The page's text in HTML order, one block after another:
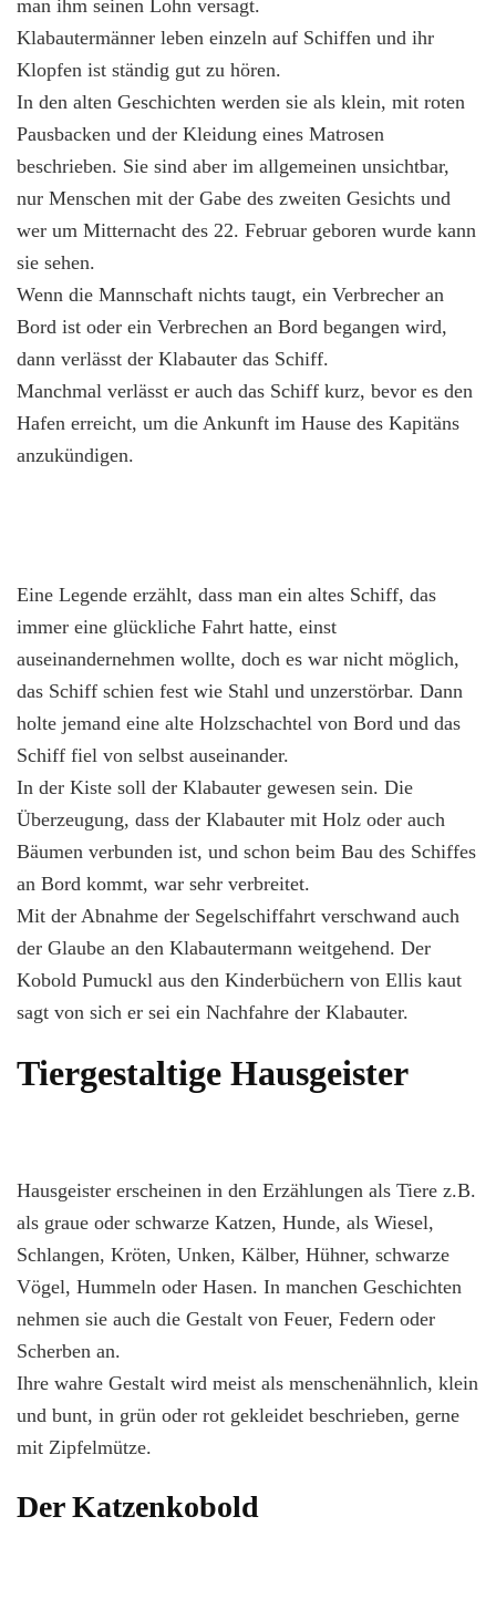
man ihm seinen Lohn versagt.
Klabautermänner leben einzeln auf Schiffen und ihr
Klopfen ist ständig gut zu hören.
In den alten Geschichten werden sie als klein, mit roten
Pausbacken und der Kleidung eines Matrosen
beschrieben. Sie sind aber im allgemeinen unsichtbar,
nur Menschen mit der Gabe des zweiten Gesichts und
wer um Mitternacht des 22. Februar geboren wurde kann
sie sehen.
Wenn die Mannschaft nichts taugt, ein Verbrecher an
Bord ist oder ein Verbrechen an Bord begangen wird,
dann verlässt der Klabauter das Schiff.
Manchmal verlässt er auch das Schiff kurz, bevor es den
Hafen erreicht, um die Ankunft im Hause des Kapitäns
anzukündigen.
Eine Legende erzählt, dass man ein altes Schiff, das
immer eine glückliche Fahrt hatte, einst
auseinandernehmen wollte, doch es war nicht möglich,
das Schiff schien fest wie Stahl und unzerstörbar. Dann
holte jemand eine alte Holzschachtel von Bord und das
Schiff fiel von selbst auseinander.
In der Kiste soll der Klabauter gewesen sein. Die
Überzeugung, dass der Klabauter mit Holz oder auch
Bäumen verbunden ist, und schon beim Bau des Schiffes
an Bord kommt, war sehr verbreitet.
Mit der Abnahme der Segelschiffahrt verschwand auch
der Glaube an den Klabautermann weitgehend. Der
Kobold Pumuckl aus den Kinderbüchern von Ellis kaut
sagt von sich er sei ein Nachfahre der Klabauter.
Tiergestaltige Hausgeister
Hausgeister erscheinen in den Erzählungen als Tiere z.B.
als graue oder schwarze Katzen, Hunde, als Wiesel,
Schlangen, Kröten, Unken, Kälber, Hühner, schwarze
Vögel, Hummeln oder Hasen. In manchen Geschichten
nehmen sie auch die Gestalt von Feuer, Federn oder
Scherben an.
Ihre wahre Gestalt wird meist als menschenähnlich, klein
und bunt, in grün oder rot gekleidet beschrieben, gerne
mit Zipfelmütze.
Der Katzenkobold